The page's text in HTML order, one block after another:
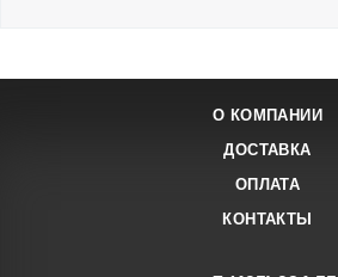
О КОМПАНИИ
ДОСТАВКА
ОПЛАТА
КОНТАКТЫ